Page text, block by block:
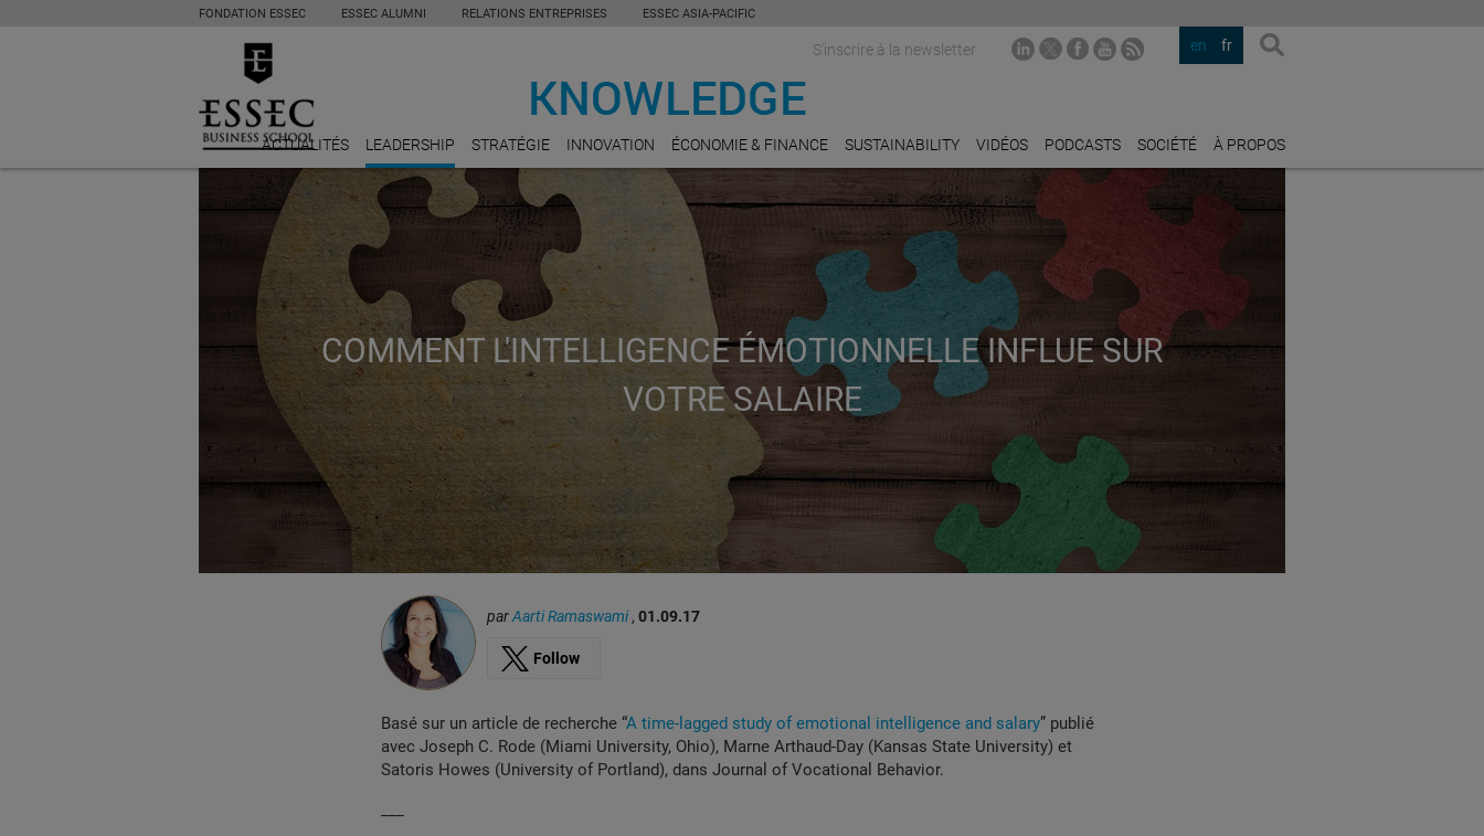
FONDATION ESSEC ESSEC ALUMNI RELATIONS ENTREPRISES ESSEC ASIA-PACIFIC
en fr
S'inscrire à la newsletter
ACTUALITÉS LEADERSHIP STRATÉGIE INNOVATION ÉCONOMIE & FINANCE SUSTAINABILITY VIDÉOS PODCASTS SOCIÉTÉ À PROPOS
COMMENT L'INTELLIGENCE ÉMOTIONNELLE INFLUE SUR
VOTRE SALAIRE
parAarti Ramaswami , 01.09.17
Follow
Basé sur un article de recherche “A time-lagged study of emotional intelligence and salary” publié
avec Joseph C. Rode (Miami University, Ohio), Marne Arthaud-Day (Kansas State University) et
Satoris Howes (University of Portland), dans Journal of Vocational Behavior.